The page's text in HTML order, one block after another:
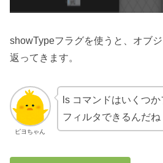
showTypeフラグを使うと、オブ
返ってきます。
ピヨちゃん
ls コマンドはいくつ
フィルタできるんだね